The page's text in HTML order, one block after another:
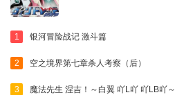
1 银河冒险战记 激斗篇
2 空之境界第七章杀人考察（后）
3 魔法先生 涅吉！～白翼 吖L吖 吖LB吖～